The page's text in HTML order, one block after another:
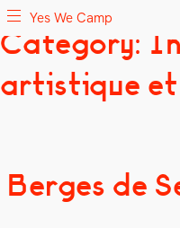
to
content
Yes We Camp
Utilisation inventive des
Category:
artistique
Berges de
Yes We Camp